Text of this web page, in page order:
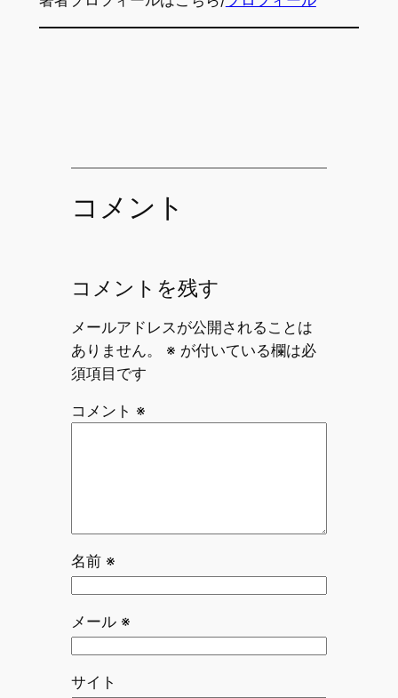
コメント
コメントを残す
メールアドレスが公開されることは
ありません。
※ が付いている欄は必
須項目です
コメント ※
名前 ※
メール ※
サイト